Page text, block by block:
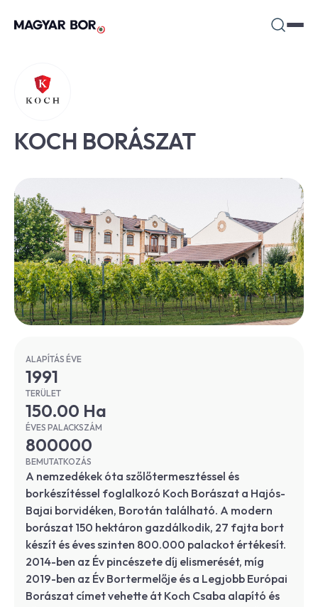
KOCH BORÁSZAT
ALAPÍTÁS ÉVE
1991
TERÜLET
150.00 Ha
ÉVES PALACKSZÁM
800000
BEMUTATKOZÁS
A nemzedékek óta szőlőtermesztéssel és
borkészítéssel foglalkozó Koch Borászat a Hajós-
Bajai borvidéken, Borotán található. A modern
borászat 150 hektáron gazdálkodik, 27 fajta bort
készít és éves szinten 800.000 palackot értékesít.
2014-ben az Év pincészete díj elismerését, míg
2019-ben az Év Bortermelője és a Legjobb Európai
Borászat címet vehette át Koch Csaba alapító és